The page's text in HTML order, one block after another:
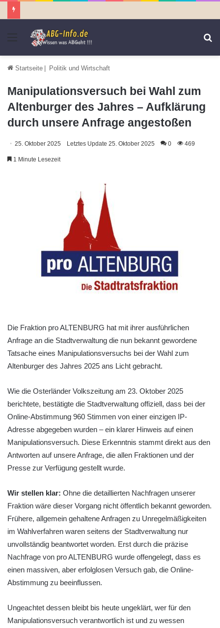
Menü
Startseite | Politik und Wirtschaft
Manipulationsversuch bei Wahl zum
Altenburger des Jahres – Aufklärung
durch unsere Anfrage angestoßen
25. Oktober 2025 Letztes Update 25. Oktober 2025 0 469
1 Minute Lesezeit
Die Fraktion pro ALTENBURG hat mit ihrer ausführlichen
Anfrage an die Stadtverwaltung die nun bekannt gewordene
Tatsache eines Manipulationsversuchs bei der Wahl zum
Altenburger des Jahres 2025 ans Licht gebracht.
Wie die Osterländer Volkszeitung am 23. Oktober 2025
berichtete, bestätigte die Stadtverwaltung offiziell, dass bei der
Online-Abstimmung 960 Stimmen von einer einzigen IP-
Adresse abgegeben wurden – ein klarer Hinweis auf einen
Manipulationsversuch. Diese Erkenntnis stammt direkt aus den
Antworten auf unsere Anfrage, die allen Fraktionen und der
Presse zur Verfügung gestellt wurde.
Wir stellen klar: Ohne die detaillierten Nachfragen unserer
Fraktion wäre dieser Vorgang nicht öffentlich bekannt geworden.
Frühere, allgemein gehaltene Anfragen zu Unregelmäßigkeiten
im Wahlverfahren waren seitens der Stadtverwaltung nur
unvollständig beantwortet worden. Erst durch die präzise
Nachfrage von pro ALTENBURG wurde offengelegt, dass es
einen massiven, aber erfolglosen Versuch gab, die Online-
Abstimmung zu beeinflussen.
Ungeachtet dessen bleibt bis heute ungeklärt, wer für den
Manipulationsversuch verantwortlich ist und zu wessen